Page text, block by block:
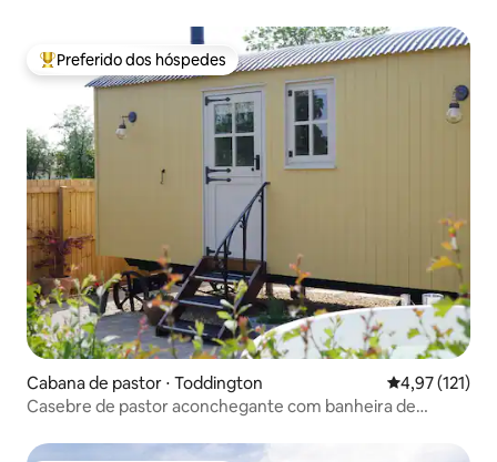
Entre os melhores preferidos dos hóspedes
Preferido dos hóspedes
Cabana de pastor ⋅ Toddington 4,97 de uma
4,97 (121)
Casebre de pastor aconchegante com banheira de